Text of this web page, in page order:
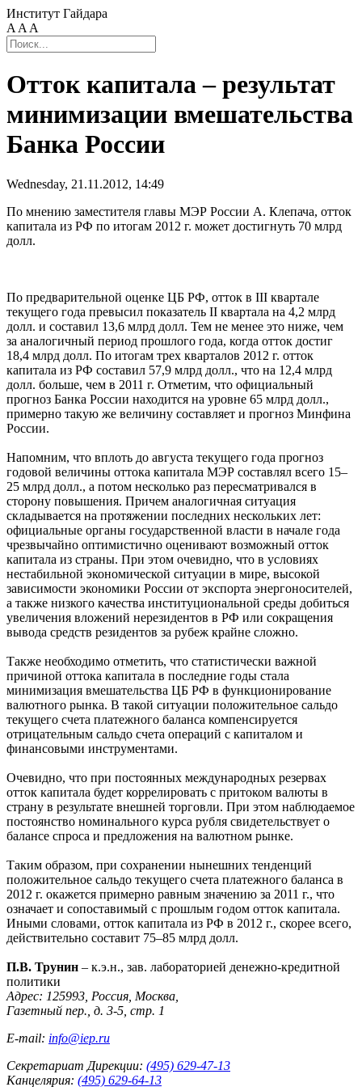
Институт Гайдара
A A A
Отток капитала – результат
минимизации вмешательства
Банка России
Wednesday, 21.11.2012, 14:49
По мнению заместителя главы МЭР России А. Клепача, отток
капитала из РФ по итогам 2012 г. может достигнуть 70 млрд
долл.
По предварительной оценке ЦБ РФ, отток в III квартале
текущего года превысил показатель II квартала на 4,2 млрд
долл. и составил 13,6 млрд долл. Тем не менее это ниже, чем
за аналогичный период прошлого года, когда отток достиг
18,4 млрд долл. По итогам трех кварталов 2012 г. отток
капитала из РФ составил 57,9 млрд долл., что на 12,4 млрд
долл. больше, чем в 2011 г. Отметим, что официальный
прогноз Банка России находится на уровне 65 млрд долл.,
примерно такую же величину составляет и прогноз Минфина
России.
Напомним, что вплоть до августа текущего года прогноз
годовой величины оттока капитала МЭР составлял всего 15–
25 млрд долл., а потом несколько раз пересматривался в
сторону повышения. Причем аналогичная ситуация
складывается на протяжении последних нескольких лет:
официальные органы государственной власти в начале года
чрезвычайно оптимистично оценивают возможный отток
капитала из страны. При этом очевидно, что в условиях
нестабильной экономической ситуации в мире, высокой
зависимости экономики России от экспорта энергоносителей,
а также низкого качества институциональной среды добиться
увеличения вложений нерезидентов в РФ или сокращения
вывода средств резидентов за рубеж крайне сложно.
Также необходимо отметить, что статистически важной
причиной оттока капитала в последние годы стала
минимизация вмешательства ЦБ РФ в функционирование
валютного рынка. В такой ситуации положительное сальдо
текущего счета платежного баланса компенсируется
отрицательным сальдо счета операций с капиталом и
финансовыми инструментами.
Очевидно, что при постоянных международных резервах
отток капитала будет коррелировать с притоком валюты в
страну в результате внешней торговли. При этом наблюдаемое
постоянство номинального курса рубля свидетельствует о
балансе спроса и предложения на валютном рынке.
Таким образом, при сохранении нынешних тенденций
положительное сальдо текущего счета платежного баланса в
2012 г. окажется примерно равным значению за 2011 г., что
означает и сопоставимый с прошлым годом отток капитала.
Иными словами, отток капитала из РФ в 2012 г., скорее всего,
действительно составит 75–85 млрд долл.
П.В. Трунин – к.э.н., зав. лабораторией денежно-кредитной
политики
Адрес: 125993, Россия, Москва,
Газетный пер., д. 3-5, стр. 1
E-mail: info@iep.ru
Секретариат Дирекции: (495) 629-47-13
Канцелярия: (495) 629-64-13